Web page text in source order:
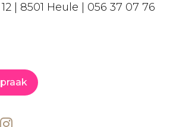
| 8501 Heule | 056 37 07 76